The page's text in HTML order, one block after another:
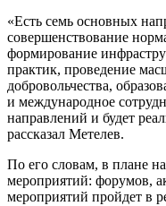
«Есть семь основных
совершенствование
формирование
практик, проведение
добровольчества,
и международное
направлений и будет
рассказал Метелев.
По его словам, в плане
мероприятий: форумов,
мероприятий пройдет в